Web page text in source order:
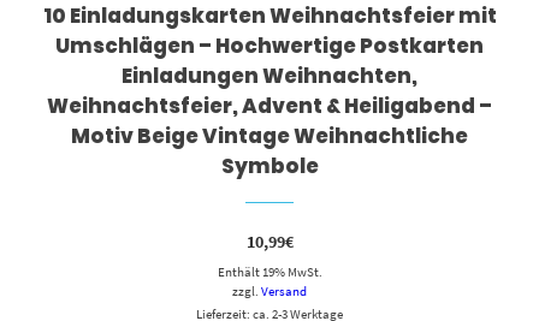
10 Einladungskarten Weihnachtsfeier mit
Umschlägen – Hochwertige Postkarten
Einladungen Weihnachten,
Weihnachtsfeier, Advent & Heiligabend –
Motiv Beige Vintage Weihnachtliche
Symbole
10,99€
Enthält 19% MwSt.
zzgl. Versand
Lieferzeit: ca. 2-3 Werktage